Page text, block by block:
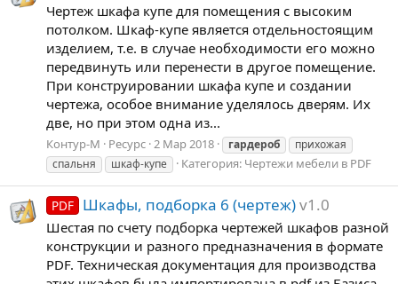
Чертеж шкафа купе для помещения с высоким
потолком. Шкаф-купе является отдельностоящим
изделием, т.е. в случае необходимости его можно
передвинуть или перенести в другое помещение.
При конструировании шкафа купе и создании
чертежа, особое внимание уделялось дверям. Их
две, но при этом одна из...
Контур-М Ресурс 2 Мар 2018 гардероб
прихожая
спальня
шкаф-купе Категория: Чертежи мебели в PDF
PDF Шкафы, подборка 6 (чертеж)v1.0
Шестая по счету подборка чертежей шкафов разной
конструкции и разного предназначения в формате
PDF. Техническая документация для производства